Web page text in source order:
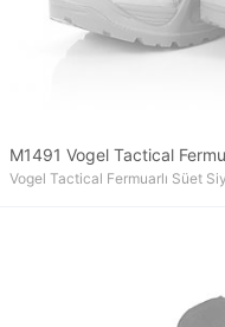
M1491 Vogel Tactical
Vogel Tactical Fermuarlı Süet